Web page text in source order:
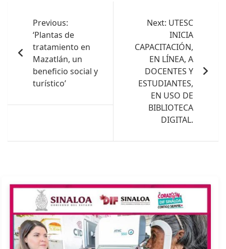
entradas
Previous:
‘Plantas de
tratamiento en
Mazatlán, un
beneficio social y
turístico’
Next: UTESC
INICIA
CAPACITACIÓN,
EN LÍNEA, A
DOCENTES Y
ESTUDIANTES,
EN USO DE
BIBLIOTECA
DIGITAL.